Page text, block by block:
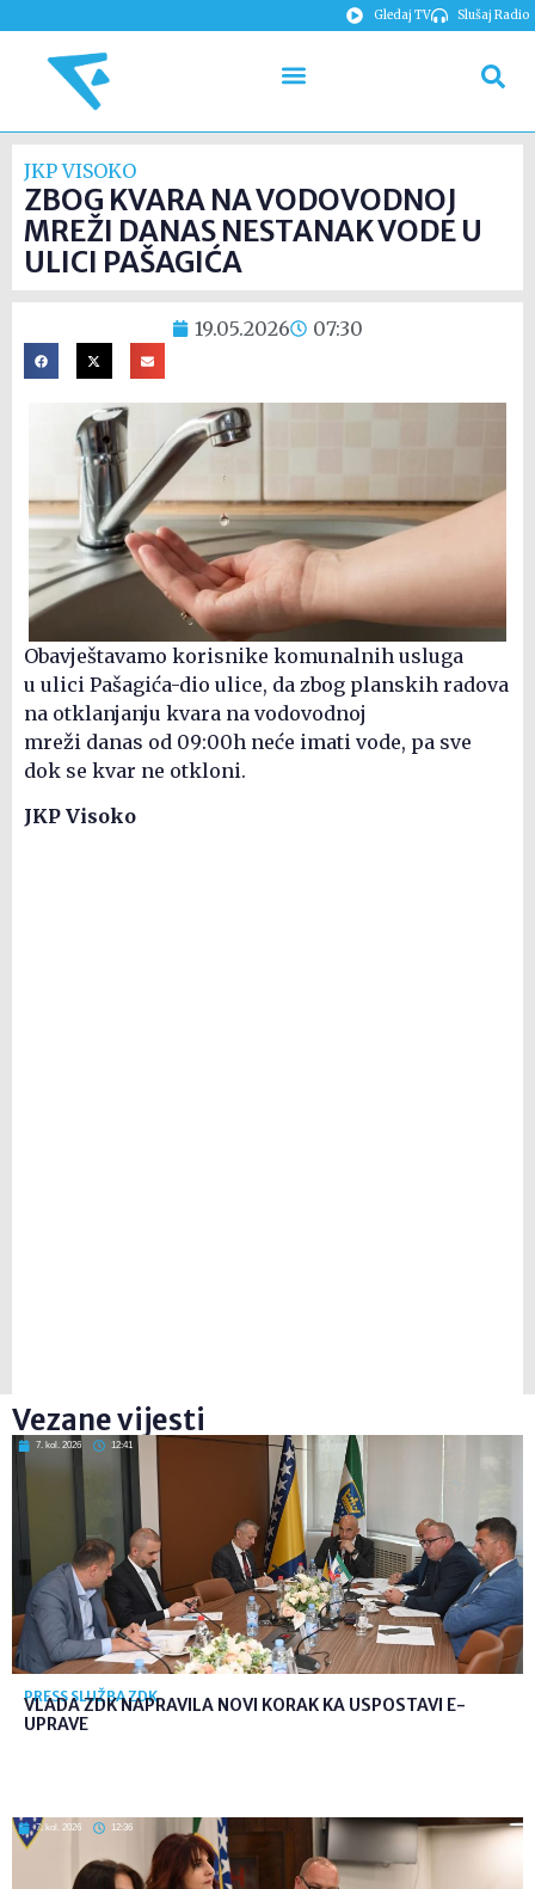
Gledaj TV Slušaj Radio
JKP VISOKO
ZBOG KVARA NA VODOVODNOJ
MREŽI DANAS NESTANAK VODE U
ULICI PAŠAGIĆA
19.05.2026 07:30
Obavještavamo korisnike komunalnih usluga
u ulici Pašagića-dio ulice, da zbog planskih radova
na otklanjanju kvara na vodovodnoj
mreži danas od 09:00h neće imati vode, pa sve
dok se kvar ne otkloni.
JKP Visoko
Vezane vijesti
7. kol. 2026 12:41
PRESS SLUŽBA ZDK
VLADA ZDK NAPRAVILA NOVI KORAK KA USPOSTAVI E-
UPRAVE
7. kol. 2026 12:36